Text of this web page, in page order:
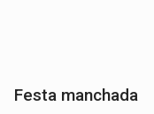
Festa manchada